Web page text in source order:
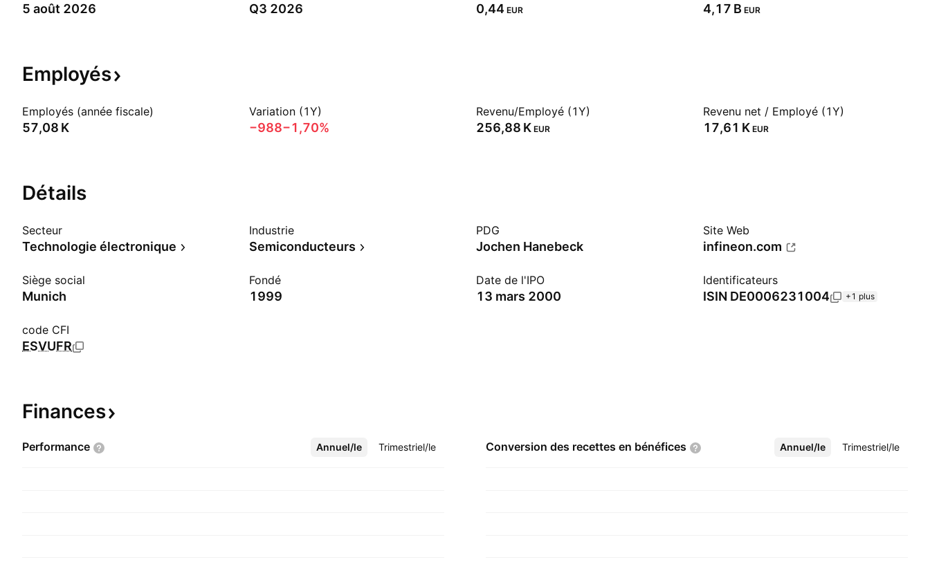
5 août 2026 Q3 2026 0,44 EUR ‪4,17 B‬ EUR
Employés
Employés (année fiscale)
‪57,08 K‬
Variation (1Y)
−988−1,70%
Revenu/Employé (1Y)
‪256,88 K‬ EUR
Revenu net / Employé (1Y)
‪17,61 K‬ EUR
Détails
Secteur
Technologie électronique
Industrie
Semiconducteurs
PDG
Jochen Hanebeck
Site Web
infineon.com
Siège social
Munich
Fondé
1999
Date de l'IPO
13 mars 2000
Identificateurs
ISIN DE0006231004 +1 plus
code CFI
ESVUFR
Finances
Performance Annuel/le Trimestriel/le
Plus Conversion des recettes en bénéfices Annuel/le Trimestriel/le
Plus